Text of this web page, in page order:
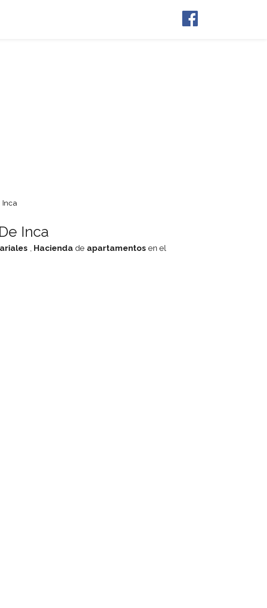
Inca
Inca
, Hacienda de apartamentos en el